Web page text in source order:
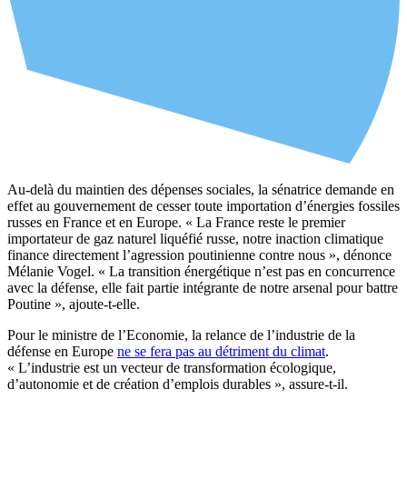
Au-delà du maintien des dépenses sociales, la sénatrice demande en
effet au gouvernement de cesser toute importation d’énergies fossiles
russes en France et en Europe. « La France reste le premier
importateur de gaz naturel liquéfié russe, notre inaction climatique
finance directement l’agression poutinienne contre nous », dénonce
Mélanie Vogel. « La transition énergétique n’est pas en concurrence
avec la défense, elle fait partie intégrante de notre arsenal pour battre
Poutine », ajoute-t-elle.
Pour le ministre de l’Economie, la relance de l’industrie de la
défense en Europe ne se fera pas au détriment du climat.
« L’industrie est un vecteur de transformation écologique,
d’autonomie et de création d’emplois durables », assure-t-il.